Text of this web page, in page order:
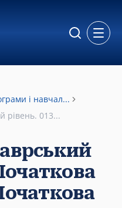
і навчал...
рівень. 013...